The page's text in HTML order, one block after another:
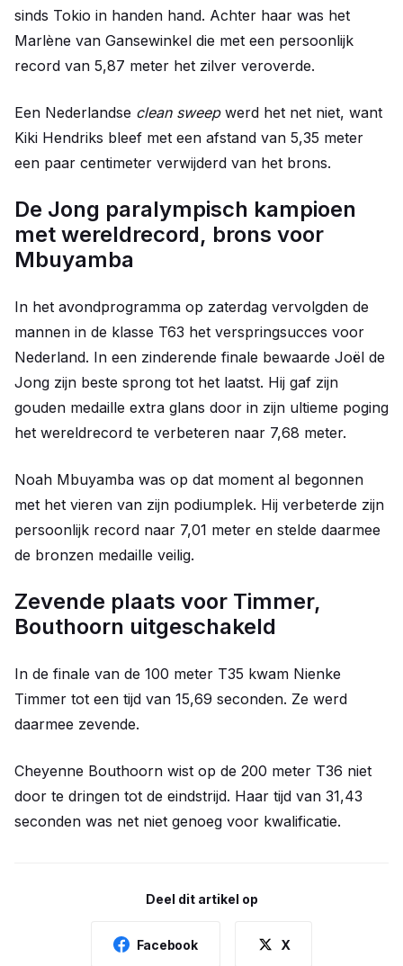
sinds Tokio in handen hand. Achter haar was het
Marlène van Gansewinkel die met een persoonlijk
record van 5,87 meter het zilver veroverde.
Een Nederlandse clean sweepwerd het net niet, want
Kiki Hendriks bleef met een afstand van 5,35 meter
een paar centimeter verwijderd van het brons.
De Jong paralympisch kampioen
met wereldrecord, brons voor
Mbuyamba
In het avondprogramma op zaterdag vervolgden de
mannen in de klasse T63 het verspringsucces voor
Nederland. In een zinderende finale bewaarde Joël de
Jong zijn beste sprong tot het laatst. Hij gaf zijn
gouden medaille extra glans door in zijn ultieme poging
het wereldrecord te verbeteren naar 7,68 meter.
Noah Mbuyamba was op dat moment al begonnen
met het vieren van zijn podiumplek. Hij verbeterde zijn
persoonlijk record naar 7,01 meter en stelde daarmee
de bronzen medaille veilig.
Zevende plaats voor Timmer,
Bouthoorn uitgeschakeld
In de finale van de 100 meter T35 kwam Nienke
Timmer tot een tijd van 15,69 seconden. Ze werd
daarmee zevende.
Cheyenne Bouthoorn wist op de 200 meter T36 niet
door te dringen tot de eindstrijd. Haar tijd van 31,43
seconden was net niet genoeg voor kwalificatie.
Deel dit artikel op
Facebook X